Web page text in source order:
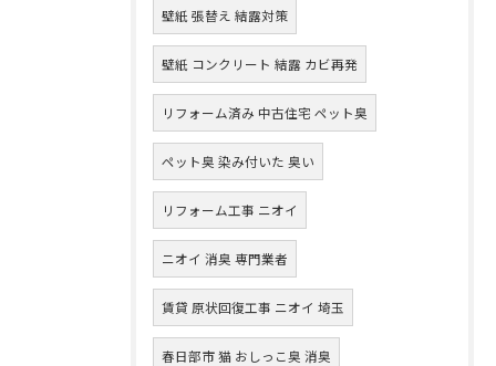
壁紙 張替え 結露対策
壁紙 コンクリート 結露 カビ再発
リフォーム済み 中古住宅 ペット臭
ペット臭 染み付いた 臭い
リフォーム工事 ニオイ
ニオイ 消臭 専門業者
賃貸 原状回復工事 ニオイ 埼玉
春日部市 猫 おしっこ臭 消臭